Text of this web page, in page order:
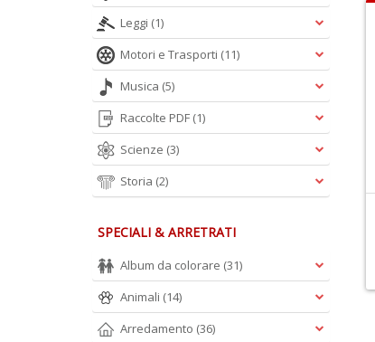
Mozzafiato
Digitale
2.90 €
Creativi In Casa
Cartacea
5.90 €
Digitale
Leggi (1)
Motori e Trasporti (11)
Musica (5)
Raccolte PDF (1)
Scienze (3)
Storia (2)
SPECIALI & ARRETRATI
Album da colorare (31)
Animali (14)
Arredamento (36)